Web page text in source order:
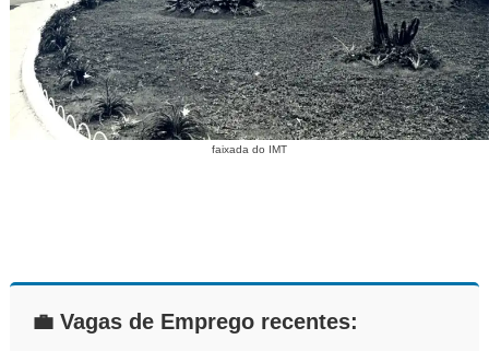
faixada do IMT
💼 Vagas de Emprego recentes: